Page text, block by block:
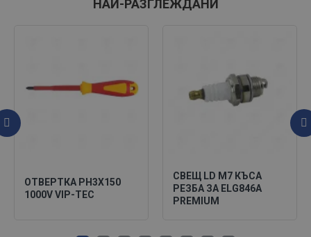
НАЙ-РАЗГЛЕЖДАНИ
ОТВЕРТКА PH3X150
1000V VIP-TEC
СВЕЩ LD M7 КЪСА
РЕЗБА ЗА ELG846A
PREMIUM